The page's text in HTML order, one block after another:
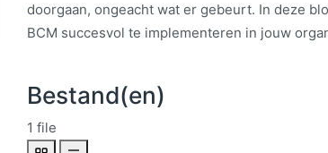
doorgaan, ongeacht wat er gebeurt. In deze
BCM succesvol te implementeren in jouw
Bestand(en)
1 file